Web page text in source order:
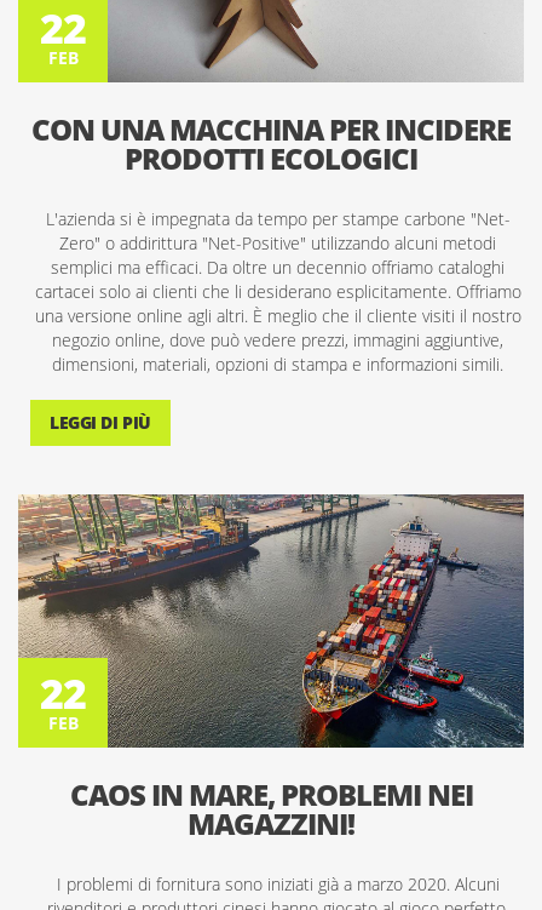
22
FEB
CON UNA MACCHINA PER INCIDERE
PRODOTTI ECOLOGICI
L'azienda si è impegnata da tempo per stampe carbone "Net-
Zero" o addirittura "Net-Positive" utilizzando alcuni metodi
semplici ma efficaci. Da oltre un decennio offriamo cataloghi
cartacei solo ai clienti che li desiderano esplicitamente. Offriamo
una versione online agli altri. È meglio che il cliente visiti il nostro
negozio online, dove può vedere prezzi, immagini aggiuntive,
dimensioni, materiali, opzioni di stampa e informazioni simili.
LEGGI DI PIÙ
22
FEB
22
FEB
CAOS IN MARE, PROBLEMI NEI
MAGAZZINI!
I problemi di fornitura sono iniziati già a marzo 2020. Alcuni